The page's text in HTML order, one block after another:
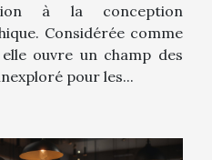
à la conception
Considérée comme
ouvre un champ des
pour les...